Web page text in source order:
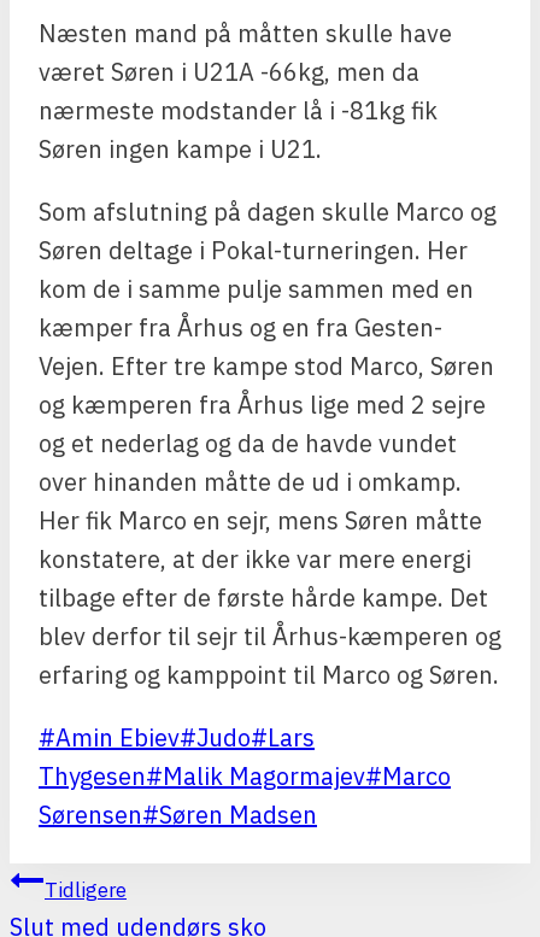
Næsten mand på måtten skulle have
været Søren i U21A -66kg, men da
nærmeste modstander lå i -81kg fik
Søren ingen kampe i U21.
Som afslutning på dagen skulle Marco og
Søren deltage i Pokal-turneringen. Her
kom de i samme pulje sammen med en
kæmper fra Århus og en fra Gesten-
Vejen. Efter tre kampe stod Marco, Søren
og kæmperen fra Århus lige med 2 sejre
og et nederlag og da de havde vundet
over hinanden måtte de ud i omkamp.
Her fik Marco en sejr, mens Søren måtte
konstatere, at der ikke var mere energi
tilbage efter de første hårde kampe. Det
blev derfor til sejr til Århus-kæmperen og
erfaring og kamppoint til Marco og Søren.
Post
Tags:
#Amin Ebiev#Judo#Lars
Thygesen#Malik Magormajev#Marco
Sørensen#Søren Madsen
INDLÆGSNAVIGATION
Tidligere
Slut med udendørs sko